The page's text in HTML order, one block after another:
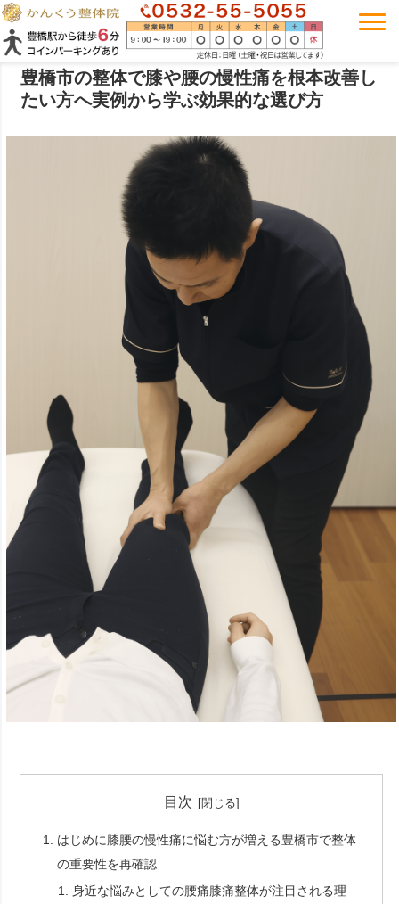
豊橋市の整体で膝や腰の慢性痛を根本改善し
たい方へ実例から学ぶ効果的な選び方
目次
はじめに膝腰の慢性痛に悩む方が増える豊橋市で整体
の重要性を再確認
身近な悩みとしての腰痛膝痛整体が注目される理